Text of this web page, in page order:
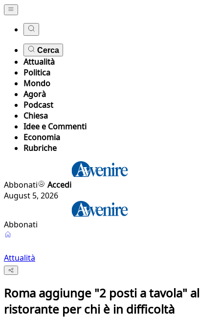
Cerca
Attualità
Politica
Mondo
Agorà
Podcast
Chiesa
Idee e Commenti
Economia
Rubriche
Abbonati
Accedi
August 5, 2026
Abbonati
Attualità
Roma aggiunge "2 posti a tavola" al
ristorante per chi è in difficoltà